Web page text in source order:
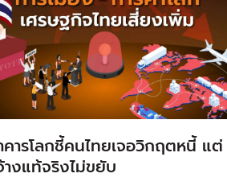
คารโลกชี้คนไทยเจอวิกฤตหนี้ แต่
างแท้จริงไม่ขยับ